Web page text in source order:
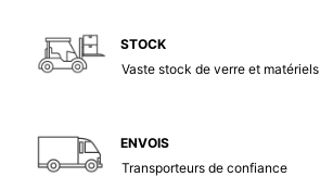
STOCK
Vaste stock de verre et matériels
ENVOIS
Transporteurs de confiance